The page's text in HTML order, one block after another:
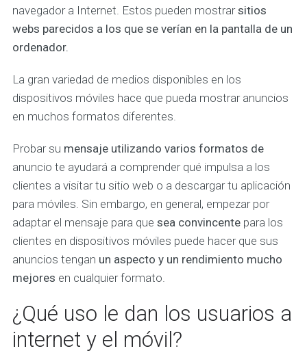
navegador a Internet. Estos pueden mostrarsitios
webs parecidos a los que se verían en la pantalla de un
ordenador.
La gran variedad de medios disponibles en los
dispositivos móviles hace que pueda mostrar anuncios
en muchos formatos diferentes.
Probar su mensaje utilizando varios formatos de
anuncio te ayudará a comprender qué impulsa a los
clientes a visitar tu sitio web o a descargar tu aplicación
para móviles. Sin embargo, en general, empezar por
adaptar el mensaje para que sea convincentepara los
clientes en dispositivos móviles puede hacer que sus
anuncios tengan un aspecto y un rendimiento mucho
mejores en cualquier formato.
¿Qué uso le dan los usuarios a
internet y el móvil?